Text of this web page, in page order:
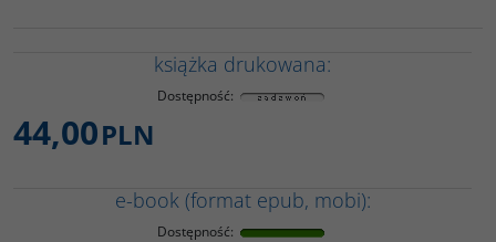
książka drukowana:
Dostępność:
44,00PLN
e-book (format epub, mobi):
Dostępność: